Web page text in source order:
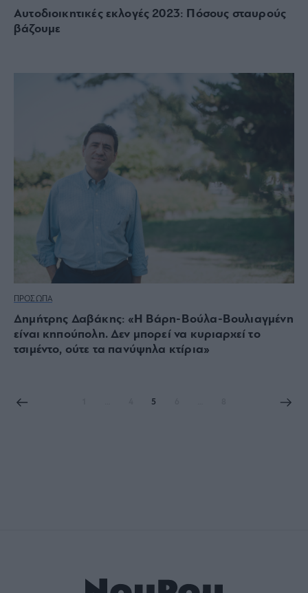
Αυτοδιοικητικές εκλογές 2023: Πόσους σταυρούς
βάζουμε
ΠΡΟΣΩΠΑ
Δημήτρης Δαβάκης: «Η Βάρη-Βούλα-Βουλιαγμένη
είναι κηπούπολη. Δεν μπορεί να κυριαρχεί το
τσιμέντο, ούτε τα πανύψηλα κτίρια»
5